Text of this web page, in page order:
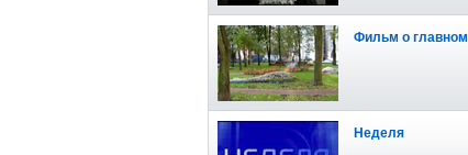
Фильм о главном
Неделя